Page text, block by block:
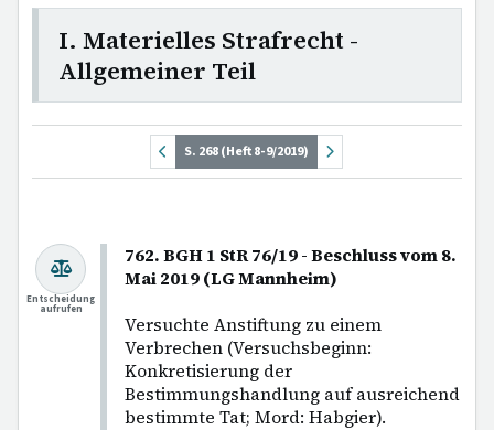
I. Materielles Strafrecht -
Allgemeiner Teil
S. 268 (Heft 8-9/2019)
762. BGH 1 StR 76/19 - Beschluss vom 8.
Mai 2019 (LG Mannheim)
Versuchte Anstiftung zu einem
Verbrechen (Versuchsbeginn:
Konkretisierung der
Bestimmungshandlung auf ausreichend
bestimmte Tat; Mord: Habgier).
Entscheidung
aufrufen